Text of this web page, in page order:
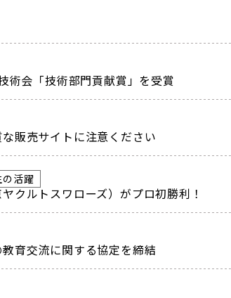
術会「技術部門貢献賞」を受賞
販売サイトに注意ください
の活躍
クルトスワローズ）がプロ初勝利！
育交流に関する協定を締結